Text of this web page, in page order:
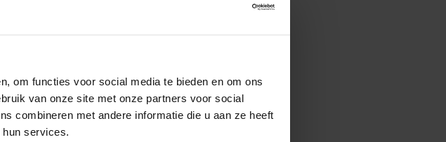
om functies voor social media te bieden en om ons
van onze site met onze partners voor social
combineren met andere informatie die u aan ze heeft
services.